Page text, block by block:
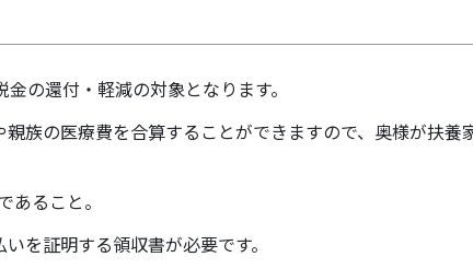
の還付・軽減の対象となります。
族の医療費を合算することができますので、奥様が扶養
ること。
を証明する領収書が必要です。